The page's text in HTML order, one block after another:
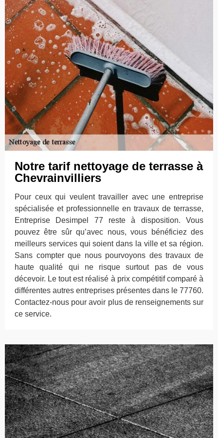
Notre tarif nettoyage de terrasse à
Chevrainvilliers
Pour ceux qui veulent travailler avec une entreprise
spécialisée et professionnelle en travaux de terrasse,
Entreprise Desimpel 77 reste à disposition. Vous
pouvez être sûr qu’avec nous, vous bénéficiez des
meilleurs services qui soient dans la ville et sa région.
Sans compter que nous pourvoyons des travaux de
haute qualité qui ne risque surtout pas de vous
décevoir. Le tout est réalisé à prix compétitif comparé à
différentes autres entreprises présentes dans le 77760.
Contactez-nous pour avoir plus de renseignements sur
ce service.